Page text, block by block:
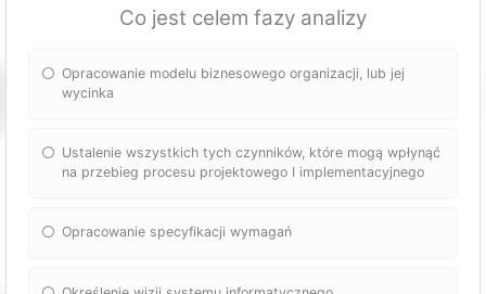
Co jest celem fazy analizy
Opracowanie modelu biznesowego organizacji, lub jej
wycinka
Ustalenie wszystkich tych czynników, które mogą wpłynąć
na przebieg procesu projektowego I implementacyjnego
Opracowanie specyfikacji wymagań